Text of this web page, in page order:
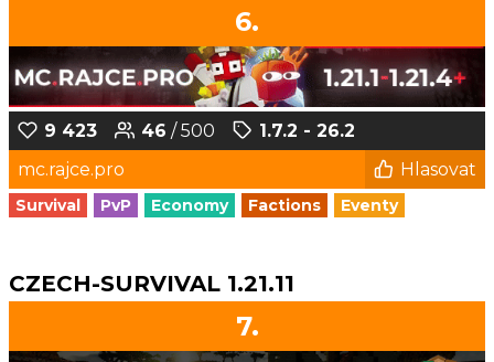
6.
9 423 46 / 500
1.7.2 - 26.2
mc.rajce.pro
Hlasovat
Survival PvP Economy Factions Eventy
CZECH-SURVIVAL 1.21.11
7.